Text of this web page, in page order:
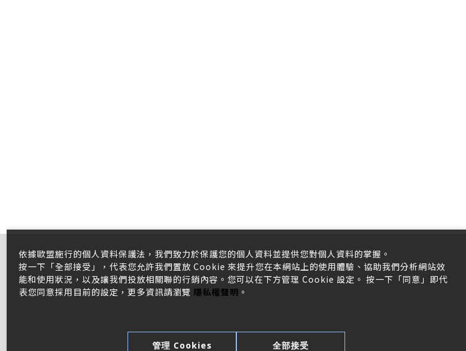
依據歐盟施行的個人資料保護法，我們致力於保護您的個人資料並提供您對個人資料的掌握。
按一下「全部接受」，代表您允許我們置放 Cookie 來提升您在本網站上的使用體驗、協助我們分析網站效
能和使用狀況，以及讓我們投放相關聯的行銷內容。您可以在下方管理 Cookie 設定。 按一下「同意」即代
表您同意採用目前的設定，更多資訊請瀏覽 隱私權聲明 。
管理 Cookies 全部接受